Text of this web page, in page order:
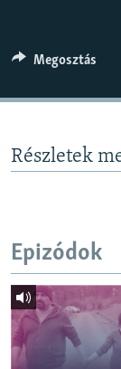
Megosztás
Részletek
Epizódok